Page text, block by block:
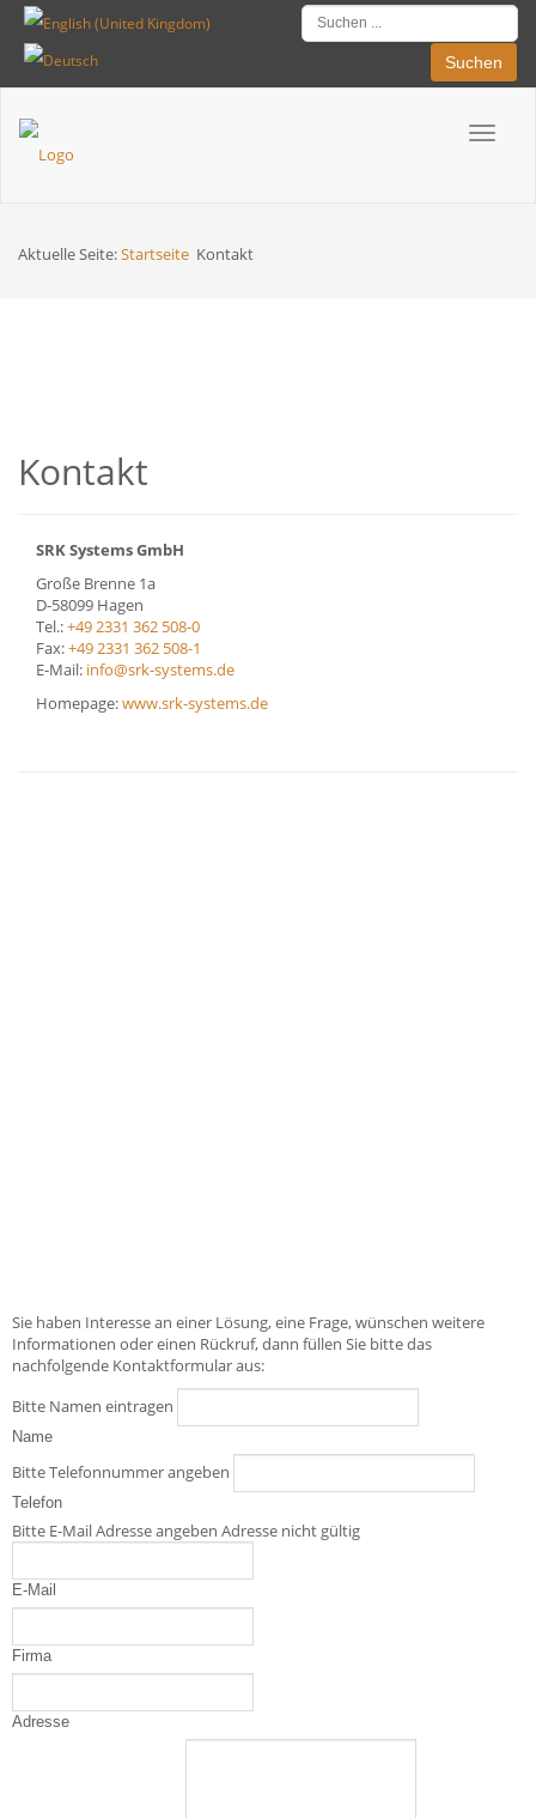
Suchen
Toggle
Breadcrumbs
Aktuelle Seite:Startseite Kontakt
Kontakt
SRK Systems GmbH
Große Brenne 1a
D-58099 Hagen
Tel.:+49 2331 362 508-0
Fax:+49 2331 362 508-1
E-Mail: info@srk-systems.de
Homepage:www.srk-systems.de
Sie haben Interesse an einer Lösung, eine Frage, wünschen weitere
Informationen oder einen Rückruf, dann füllen Sie bitte das
nachfolgende Kontaktformular aus:
Bitte Namen eintragen
Name
Bitte Telefonnummer angeben
Telefon
Bitte E-Mail Adresse angeben Adresse nicht gültig
E-Mail
Firma
Adresse